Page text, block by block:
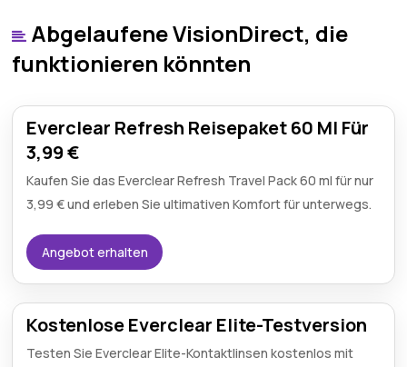
Abgelaufene VisionDirect, die
funktionieren könnten
Everclear Refresh Reisepaket 60 Ml Für
3,99 €
Kaufen Sie das Everclear Refresh Travel Pack 60 ml für nur
3,99 € und erleben Sie ultimativen Komfort für unterwegs.
Angebot erhalten
Kostenlose Everclear Elite-Testversion
Testen Sie Everclear Elite-Kontaktlinsen kostenlos mit